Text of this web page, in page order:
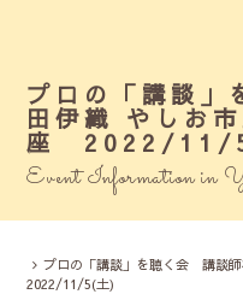
プロの「講談
田伊織 やしお
座 2022/11/
Event Information in
プロの「講談」を聴く会 講談
2022/11/5(土)